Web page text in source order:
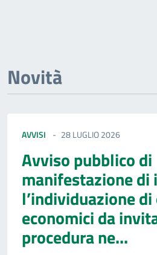
Novità
AVVISI 28 LUGLIO 2026
Avviso pubblico di
manifestazione di
l’individuazione
economici da
procedura ne...